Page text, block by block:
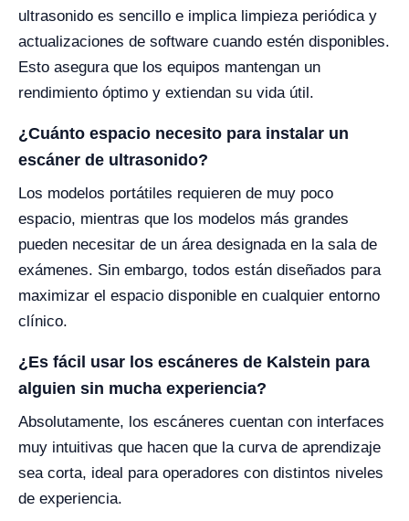
ultrasonido es sencillo e implica limpieza periódica y
actualizaciones de software cuando estén disponibles.
Esto asegura que los equipos mantengan un
rendimiento óptimo y extiendan su vida útil.
¿Cuánto espacio necesito para instalar un
escáner de ultrasonido?
Los modelos portátiles requieren de muy poco
espacio, mientras que los modelos más grandes
pueden necesitar de un área designada en la sala de
exámenes. Sin embargo, todos están diseñados para
maximizar el espacio disponible en cualquier entorno
clínico.
¿Es fácil usar los escáneres de Kalstein para
alguien sin mucha experiencia?
Absolutamente, los escáneres cuentan con interfaces
muy intuitivas que hacen que la curva de aprendizaje
sea corta, ideal para operadores con distintos niveles
de experiencia.